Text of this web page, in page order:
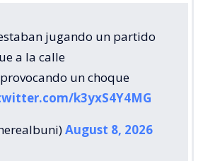
jugando un partido
a la calle
un choque
k3yxS4Y4MG
August 8, 2026